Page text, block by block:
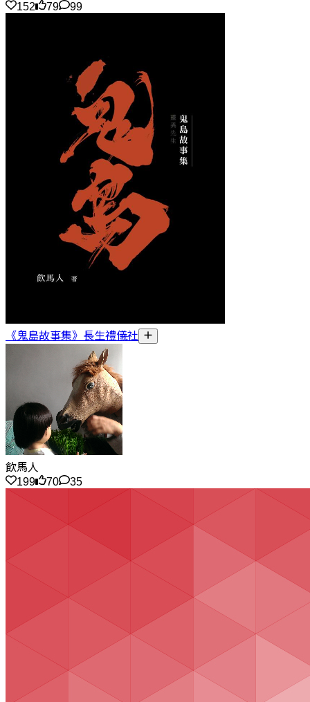
152 79 99
《鬼島故事集》長生禮儀社
飲馬人
199
70 35